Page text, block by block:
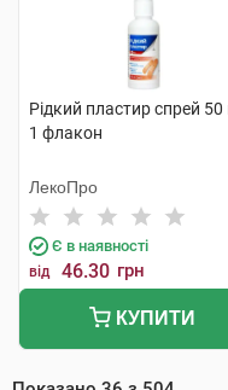
Рідкий пластир спрей 50
1 флакон
ЛекоПро
Є в наявності
від 46.30 грн
КУПИТИ